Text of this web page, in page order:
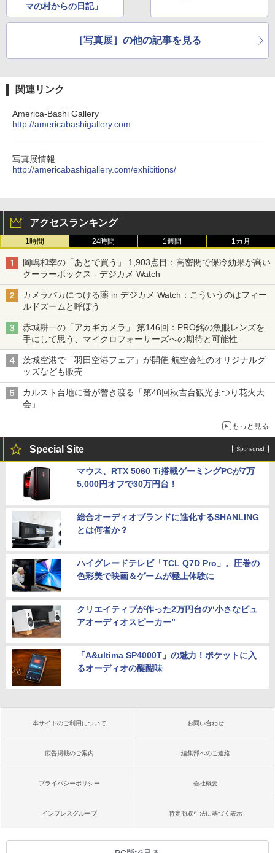
マの村からの日記」
［写真展］の他の記事を見る
関連リンク
America-Bashi Gallery
http://americabashigallery.com
写真展情報
http://americabashigallery.com/exhibitions/
アクセスランキング
1時間 24時間 1週間 1カ月
岡嶋和幸の「あとで買う」 1,903点目：高密閉で保冷効果が高い
クーラーボックス - デジカメ Watch
カメラバカにつける薬 in デジカメ Watch：こういうのはフィー
ルドズームと呼ぼう
赤城耕一の「アカギカメラ」 第146回：PRO銘の魚眼レンズを
手にして思う、マイクロフォーサーズへの期待と可能性
茨城空港で「羽田空港フェア」が開催 航空会社のオリジナルグ
ッズなども販売
カルスト台地に音が響き渡る「第48回秋吉台観光まつり花火大
会」
もっと見る
Special Site
マウス、RTX 5060 Ti搭載ゲーミングPCが7万
5,000円オフで30万円台！
総合オーディオブランドに進化するSHANLING
とは何者か？
ハイグレードテレビ「TCL Q7D Pro」。圧巻の
色彩美で映画＆ゲームが極上体験に
クリエイティブが作った2万円台の“小さなピュ
アオーディオスピーカー”
「A&ultima SP4000T」の魅力！ポケットに入
るオーディオの醍醐味
本サイトのご利用について お問い合わせ
広告掲載のご案内 編集部へのご連絡
プライバシーポリシー 会社概要
インプレスグループ 特定商取引法に基づく表示